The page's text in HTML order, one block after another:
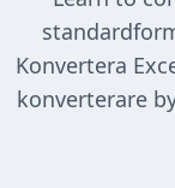
Konvertera
konverterare